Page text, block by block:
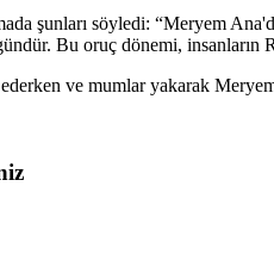
şunları söyledi: “Meryem
Bu oruç dönemi, insanların
ve mumlar yakarak